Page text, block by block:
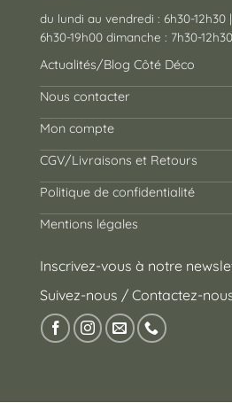
du lundi au vendredi : 6h30-12h30
6h30-19h00 dimanche : 7h30-12h30
Actualités/Blog Côté Déco
Nous contacter
Mon compte
CGV/Livraisons et Retours
Politique de confidentialité
Mentions légales
Inscrivez-vous à notre
Suivez-nous / Contactez-